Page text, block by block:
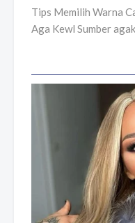
Tips Memilih Warna
Aga Kewl Sumber